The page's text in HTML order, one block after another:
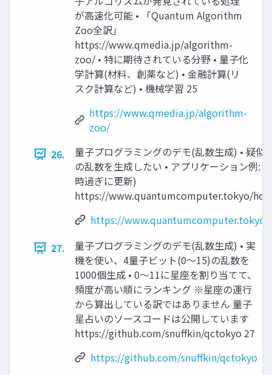
が高速化可能 • 「Quantum Algorithm
Zoo全訳」
https://www.qmedia.jp/algorithm-
zoo/ • 特に期待されている分野 • 量子化
学計算(材料、創薬など) • 金融計算(リ
スク計算など) • 機械学習 25
https://www.qmedia.jp/algorithm-
zoo/
26.
量子プログラミングのデモ(乱数生成) • 疑似
の乱数を生成したい • アプリケーション例:
時過ぎに更新)
https://www.quantumcomputer.tokyo/
https://www.quantumcomputer.tokyo/
27.
量子プログラミングのデモ(乱数生成) • 実
機を使い、4量子ビット(0～15)の乱数を
1000個生成 • 0～11に星座を割り当てて、
頻度が高い順にランキング ※星座の運行
から算出している訳ではありません 量子
星占いのソースコードは公開しています
https://github.com/snuffkin/qctokyo 27
https://github.com/snuffkin/qctokyo